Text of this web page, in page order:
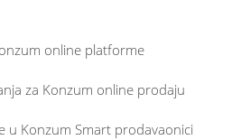
online platforme
za Konzum online prodaju
u Konzum Smart prodavaonici